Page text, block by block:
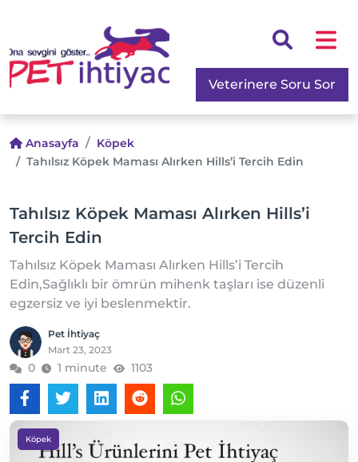
Veterinere Soru Sor
Anasayfa
Köpek
Tahılsız Köpek Maması Alırken Hills’i Tercih Edin
Tahılsız Köpek Maması Alırken Hills’i
Tercih Edin
Tahılsız Köpek Maması Alırken Hills’i Tercih
Edin,Sağlıklı bir ömrün mihenk taşları ise düzenli
egzersiz ve iyi beslenmektir.
Pet İhtiyaç
Mart 23, 2023
0 1 minute 1103
Köpek